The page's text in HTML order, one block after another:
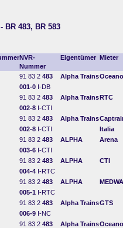
BR 483, BR 583
NVR-
Nummer
Eigentümer Mieter
91 83 2 483
001-0 I-DB
Alpha Trains
91 83 2 483
002-8 I-CTI
Alpha TrainsRTC
91 83 2 483
002-8 I-CTI
Alpha Trains
Italia
91 83 2 483
003-6 I-CTI
ALPHA Arena
91 83 2 483
004-4 I-RTC
ALPHA CTI
91 83 2 483
005-1 I-RTC
ALPHA
91 83 2 483
006-9 I-NC
Alpha TrainsGTS
91 83 2 483
Alpha Trains